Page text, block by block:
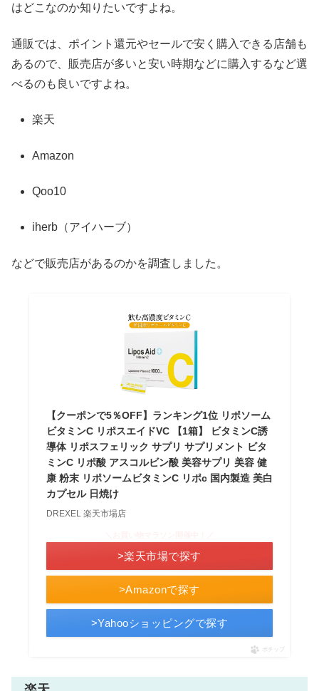
はどこなのか知りたいですよね。
通販では、ポイント還元やセールで安く購入できる店舗も
あるので、販売店が多いと安い時期などに購入するなど選
べるのも良いですよね。
楽天
Amazon
Qoo10
iherb（アイハーブ）
などで販売店があるのかを調査しました。
【クーポンで5％OFF】ランキング1位 リポソーム
ビタミンC リポスエイドVC 【1箱】 ビタミンC誘
導体 リポスフェリック サプリ サプリメント ビタ
ミンC リポ酸 アスコルビン酸 美容サプリ 美容 健
康 粉末 リポソームビタミンC リポc 国内製造 美白
カプセル 日焼け
DREXEL 楽天市場店
>Amazonで探す
>楽天市場で探す
>Yahooショッピングで探す
ポチップ